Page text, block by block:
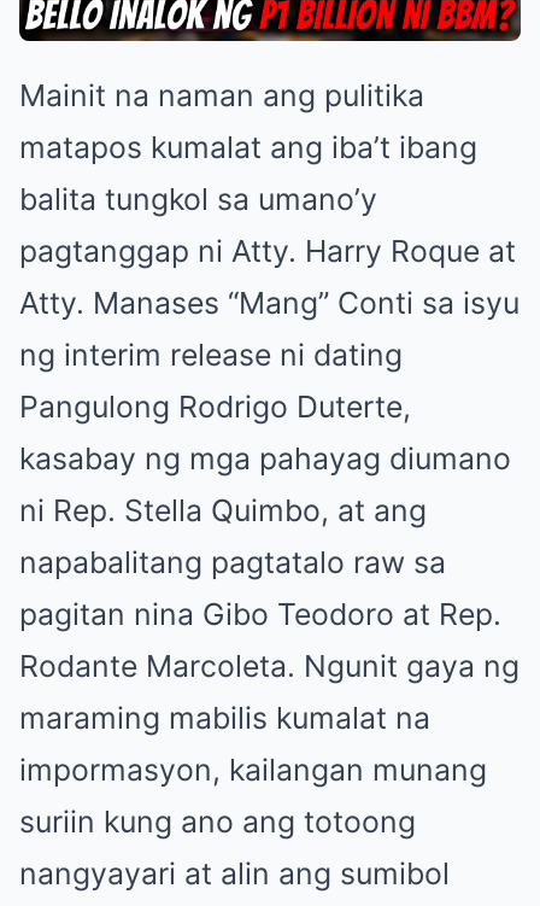
Mainit na naman ang pulitika
matapos kumalat ang iba’t ibang
balita tungkol sa umano’y
pagtanggap ni Atty. Harry Roque at
Atty. Manases “Mang” Conti sa isyu
ng interim release ni dating
Pangulong Rodrigo Duterte,
kasabay ng mga pahayag diumano
ni Rep. Stella Quimbo, at ang
napabalitang pagtatalo raw sa
pagitan nina Gibo Teodoro at Rep.
Rodante Marcoleta. Ngunit gaya ng
maraming mabilis kumalat na
impormasyon, kailangan munang
suriin kung ano ang totoong
nangyayari at alin ang sumibol